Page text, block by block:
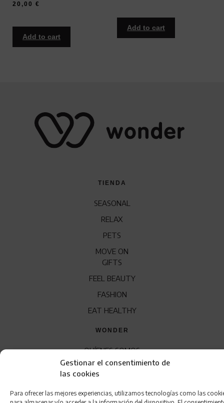
Gestionar el consentimiento de
las cookies
Para ofrecer las mejores experiencias, utilizamos tecnologías como las
20,00 €
Add to cart
Add to cart
TIENDA
SEASONAL
RELAX
PETS
MOVE ON
GIFTS
FEEL BEAUTY
FASHION
EAT HEALTHY
WONDER
QUÍENES SOMOS
CONTACTO